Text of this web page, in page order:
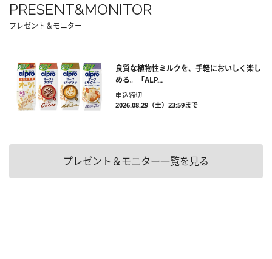
PRESENT&MONITOR
プレゼント＆モニター
良質な植物性ミルクを、手軽においしく楽し
める。「ALP...
申込締切
2026.08.29（土）23:59まで
プレゼント＆モニター一覧を見る